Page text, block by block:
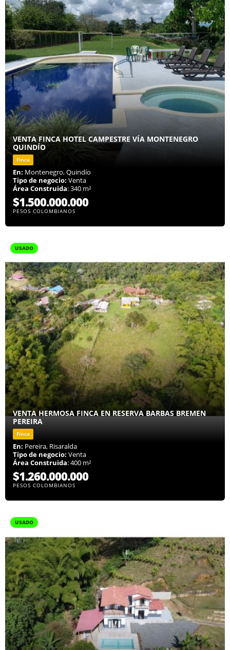
VENTA FINCA HOTEL CAMPESTRE VÍA MONTENEGRO
QUINDÍO
Finca
En: Montenegro, Quindío
Tipo de negocio: Venta
Área Construida: 340 m²
$1.500.000.000
PESOS COLOMBIANOS
USADO
VENTA HERMOSA FINCA EN RESERVA BARBAS BREMEN
PEREIRA
Finca
En: Pereira, Risaralda
Tipo de negocio: Venta
Área Construida: 400 m²
$1.260.000.000
PESOS COLOMBIANOS
USADO